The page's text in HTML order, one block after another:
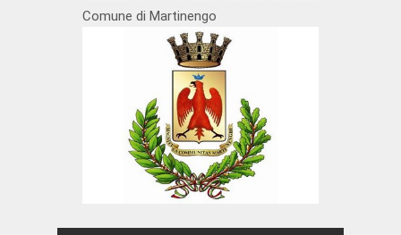
Comune di Martinengo